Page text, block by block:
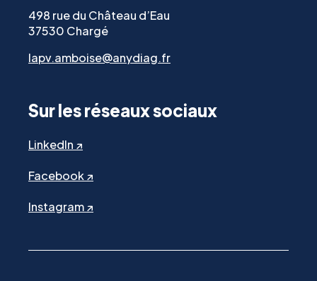
498 rue du Château d’Eau
37530 Chargé
lapv.amboise@anydiag.fr
Sur les réseaux sociaux
LinkedIn ↗
Facebook ↗
Instagram ↗